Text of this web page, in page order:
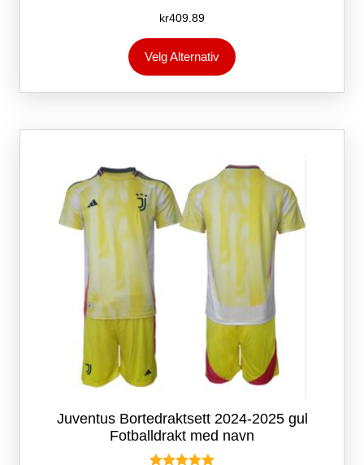
kr409.89
Velg Alternativ
produktet
flere
Alternativene
velges
på
produktsiden
Juventus Bortedraktsett 2024-2025 gul
Fotballdrakt med navn